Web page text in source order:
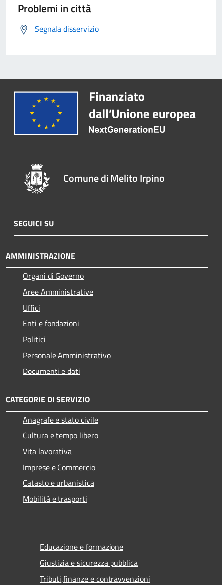
Problemi in città
Segnala disservizio
Comune di Melito Irpino
SEGUICI SU
AMMINISTRAZIONE
Organi di Governo
Aree Amministrative
Uffici
Enti e fondazioni
Politici
Personale Amministrativo
Documenti e dati
CATEGORIE DI SERVIZIO
Anagrafe e stato civile
Cultura e tempo libero
Vita lavorativa
Imprese e Commercio
Catasto e urbanistica
Mobilità e trasporti
Educazione e formazione
Giustizia e sicurezza pubblica
Tributi,finanze e contravvenzioni